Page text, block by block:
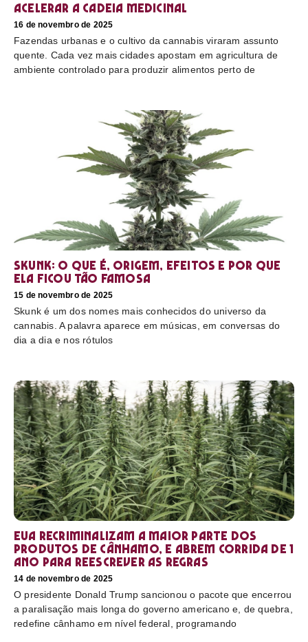
acelerar a cadeia medicinal
16 de novembro de 2025
Fazendas urbanas e o cultivo da cannabis viraram assunto
quente. Cada vez mais cidades apostam em agricultura de
ambiente controlado para produzir alimentos perto de
Skunk: o que é, origem, efeitos e por que
ela ficou tão famosa
15 de novembro de 2025
Skunk é um dos nomes mais conhecidos do universo da
cannabis. A palavra aparece em músicas, em conversas do
dia a dia e nos rótulos
EUA recriminalizam a maior parte dos
produtos de cânhamo, e abrem corrida de 1
ano para reescrever as regras
14 de novembro de 2025
O presidente Donald Trump sancionou o pacote que encerrou
a paralisação mais longa do governo americano e, de quebra,
redefine cânhamo em nível federal, programando